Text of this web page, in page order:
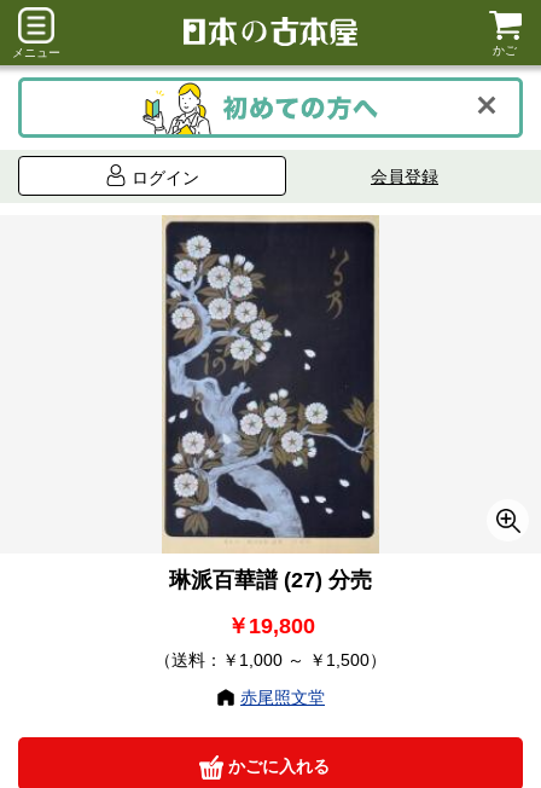
メニュー かご
ログイン 会員登録
琳派百華譜 (27) 分売
￥19,800
（送料：￥1,000 ～ ￥1,500）
赤尾照文堂
かごに入れる